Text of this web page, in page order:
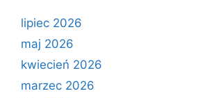
lipiec 2026
maj 2026
kwiecień 2026
marzec 2026